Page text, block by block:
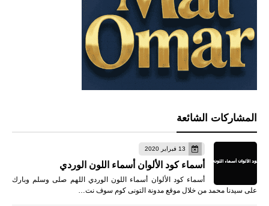
المشاركات الشائعة
13 فبراير 2020
أسماء كود الألوان أسماء اللون الوردي
أسماء كود الألوان أسماء اللون الوردي اللهم صلى وسلم وبارك
على سيدنا محمد من خلال موقع مدونة التونى كوم سوف نت…